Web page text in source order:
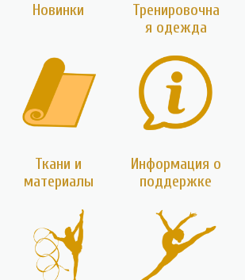
Новинки
Тренировочна
я одежда
Ткани и
материалы
Информация о
поддержке